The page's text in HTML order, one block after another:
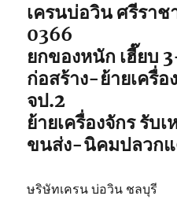
เครนบ่อวิน ศรีร
0366
ยกของหนัก เฮี๊ยบ
ก่อสร้าง-ย้ายเครื่อ
จป.2
ย้ายเครื่องจักร รับ
ขนส่ง-นิคมปลวก
ษริษัทเครน บ่อวิน ชลบุรี